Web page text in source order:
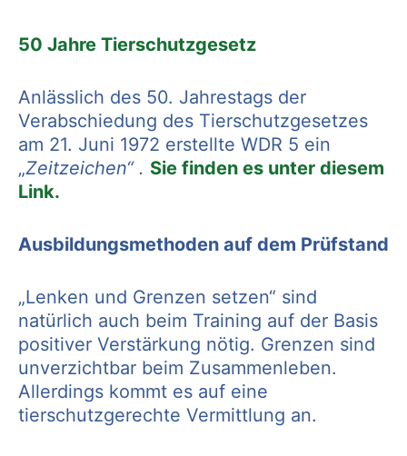
50 Jahre Tierschutzgesetz
Anlässlich des 50. Jahrestags der
Verabschiedung des Tierschutzgesetzes
am 21. Juni 1972 erstellte WDR 5 ein
„Zeitzeichen“ . Sie finden es unter diesem
Link.
Ausbildungsmethoden auf dem Prüfstand
„Lenken und Grenzen setzen“ sind
natürlich auch beim Training auf der Basis
positiver Verstärkung nötig. Grenzen sind
unverzichtbar beim Zusammenleben.
Allerdings kommt es auf eine
tierschutzgerechte Vermittlung an.